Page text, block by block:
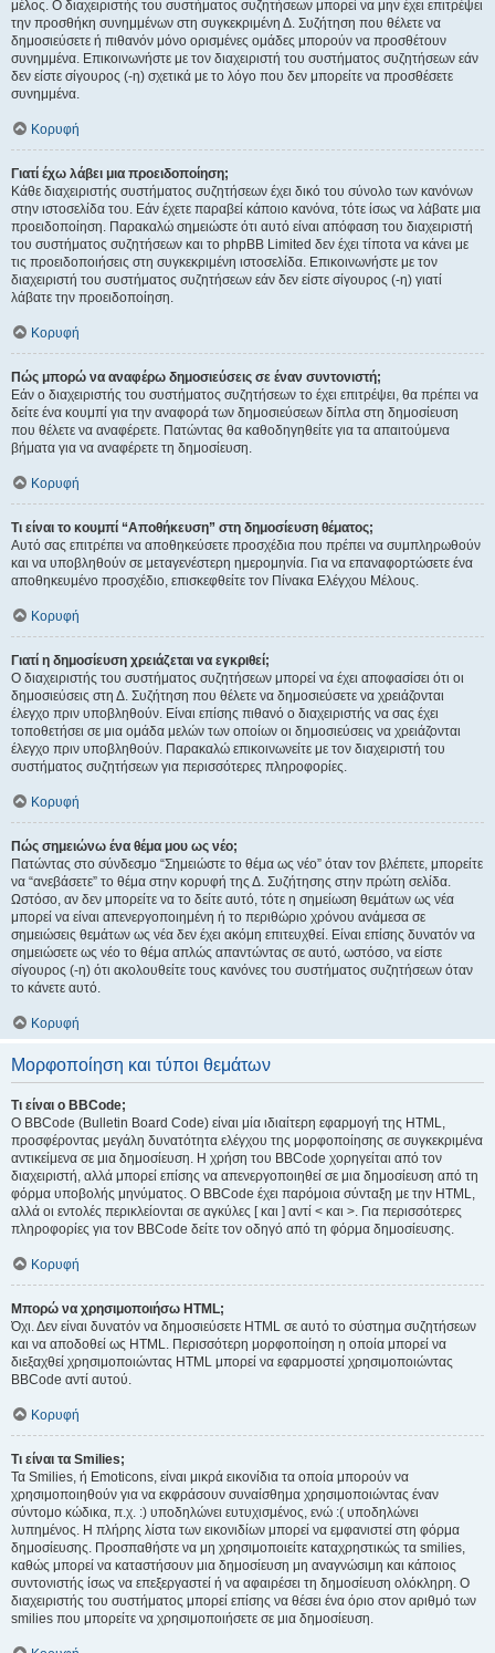
μέλος. Ο διαχειριστής του συστήματος συζητήσεων μπορεί να μην έχει επιτρέψει
την προσθήκη συνημμένων στη συγκεκριμένη Δ. Συζήτηση που θέλετε να
δημοσιεύσετε ή πιθανόν μόνο ορισμένες ομάδες μπορούν να προσθέτουν
συνημμένα. Επικοινωνήστε με τον διαχειριστή του συστήματος συζητήσεων εάν
δεν είστε σίγουρος (-η) σχετικά με το λόγο που δεν μπορείτε να προσθέσετε
συνημμένα.
Κορυφή
Γιατί έχω λάβει μια προειδοποίηση;
Κάθε διαχειριστής συστήματος συζητήσεων έχει δικό του σύνολο των κανόνων
στην ιστοσελίδα του. Εάν έχετε παραβεί κάποιο κανόνα, τότε ίσως να λάβατε μια
προειδοποίηση. Παρακαλώ σημειώστε ότι αυτό είναι απόφαση του διαχειριστή
του συστήματος συζητήσεων και το phpBB Limited δεν έχει τίποτα να κάνει με
τις προειδοποιήσεις στη συγκεκριμένη ιστοσελίδα. Επικοινωνήστε με τον
διαχειριστή του συστήματος συζητήσεων εάν δεν είστε σίγουρος (-η) γιατί
λάβατε την προειδοποίηση.
Κορυφή
Πώς μπορώ να αναφέρω δημοσιεύσεις σε έναν συντονιστή;
Εάν ο διαχειριστής του συστήματος συζητήσεων το έχει επιτρέψει, θα πρέπει να
δείτε ένα κουμπί για την αναφορά των δημοσιεύσεων δίπλα στη δημοσίευση
που θέλετε να αναφέρετε. Πατώντας θα καθοδηγηθείτε για τα απαιτούμενα
βήματα για να αναφέρετε τη δημοσίευση.
Κορυφή
Τι είναι το κουμπί “Αποθήκευση” στη δημοσίευση θέματος;
Αυτό σας επιτρέπει να αποθηκεύσετε προσχέδια που πρέπει να συμπληρωθούν
και να υποβληθούν σε μεταγενέστερη ημερομηνία. Για να επαναφορτώσετε ένα
αποθηκευμένο προσχέδιο, επισκεφθείτε τον Πίνακα Ελέγχου Μέλους.
Κορυφή
Γιατί η δημοσίευση χρειάζεται να εγκριθεί;
Ο διαχειριστής του συστήματος συζητήσεων μπορεί να έχει αποφασίσει ότι οι
δημοσιεύσεις στη Δ. Συζήτηση που θέλετε να δημοσιεύσετε να χρειάζονται
έλεγχο πριν υποβληθούν. Είναι επίσης πιθανό ο διαχειριστής να σας έχει
τοποθετήσει σε μια ομάδα μελών των οποίων οι δημοσιεύσεις να χρειάζονται
έλεγχο πριν υποβληθούν. Παρακαλώ επικοινωνείτε με τον διαχειριστή του
συστήματος συζητήσεων για περισσότερες πληροφορίες.
Κορυφή
Πώς σημειώνω ένα θέμα μου ως νέο;
Πατώντας στο σύνδεσμο “Σημειώστε το θέμα ως νέο” όταν τον βλέπετε, μπορείτε
να “ανεβάσετε” το θέμα στην κορυφή της Δ. Συζήτησης στην πρώτη σελίδα.
Ωστόσο, αν δεν μπορείτε να το δείτε αυτό, τότε η σημείωση θεμάτων ως νέα
μπορεί να είναι απενεργοποιημένη ή το περιθώριο χρόνου ανάμεσα σε
σημειώσεις θεμάτων ως νέα δεν έχει ακόμη επιτευχθεί. Είναι επίσης δυνατόν να
σημειώσετε ως νέο το θέμα απλώς απαντώντας σε αυτό, ωστόσο, να είστε
σίγουρος (-η) ότι ακολουθείτε τους κανόνες του συστήματος συζητήσεων όταν
το κάνετε αυτό.
Κορυφή
Μορφοποίηση και τύποι θεμάτων
Τι είναι ο BBCode;
Ο BBCode (Bulletin Board Code) είναι μία ιδιαίτερη εφαρμογή της HTML,
προσφέροντας μεγάλη δυνατότητα ελέγχου της μορφοποίησης σε συγκεκριμένα
αντικείμενα σε μια δημοσίευση. Η χρήση του BBCode χορηγείται από τον
διαχειριστή, αλλά μπορεί επίσης να απενεργοποιηθεί σε μια δημοσίευση από τη
φόρμα υποβολής μηνύματος. Ο BBCode έχει παρόμοια σύνταξη με την HTML,
αλλά οι εντολές περικλείονται σε αγκύλες [ και ] αντί < και >. Για περισσότερες
πληροφορίες για τον BBCode δείτε τον οδηγό από τη φόρμα δημοσίευσης.
Κορυφή
Μπορώ να χρησιμοποιήσω HTML;
Όχι. Δεν είναι δυνατόν να δημοσιεύσετε HTML σε αυτό το σύστημα συζητήσεων
και να αποδοθεί ως HTML. Περισσότερη μορφοποίηση η οποία μπορεί να
διεξαχθεί χρησιμοποιώντας HTML μπορεί να εφαρμοστεί χρησιμοποιώντας
BBCode αντί αυτού.
Κορυφή
Τι είναι τα Smilies;
Τα Smilies, ή Emoticons, είναι μικρά εικονίδια τα οποία μπορούν να
χρησιμοποιηθούν για να εκφράσουν συναίσθημα χρησιμοποιώντας έναν
σύντομο κώδικα, π.χ. :) υποδηλώνει ευτυχισμένος, ενώ :( υποδηλώνει
λυπημένος. Η πλήρης λίστα των εικονιδίων μπορεί να εμφανιστεί στη φόρμα
δημοσίευσης. Προσπαθήστε να μη χρησιμοποιείτε καταχρηστικώς τα smilies,
καθώς μπορεί να καταστήσουν μια δημοσίευση μη αναγνώσιμη και κάποιος
συντονιστής ίσως να επεξεργαστεί ή να αφαιρέσει τη δημοσίευση ολόκληρη. Ο
διαχειριστής του συστήματος μπορεί επίσης να θέσει ένα όριο στον αριθμό των
smilies που μπορείτε να χρησιμοποιήσετε σε μια δημοσίευση.